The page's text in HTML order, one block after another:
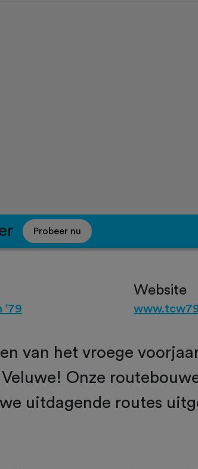
Probeer nu
'79
Website
van het vroege
Veluwe! Onze
uitdagende routes